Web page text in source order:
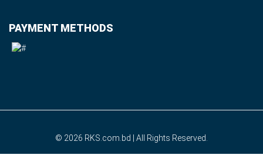
PAYMENT METHODS
© 2026 RKS.com.bd | All Rights Reserved.